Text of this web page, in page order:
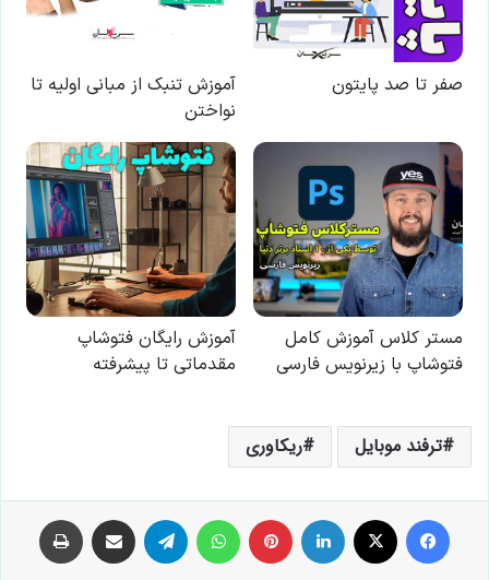
ترفند موبایل ریکاوری
فیس بوک لینکدین ‫پین‌ترست تلگرام اشتراک گذاری از طریق ایمیل